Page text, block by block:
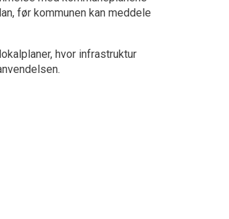
før kommunen kan meddele
hvor infrastruktur